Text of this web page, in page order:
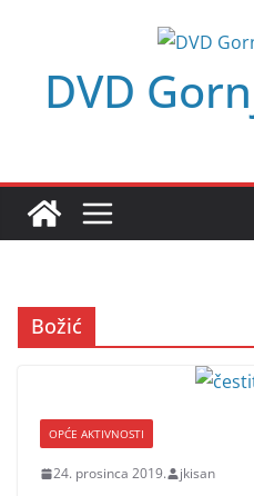
contentDVD
Božić
OPĆE AKTIVNOSTI
24. prosinca 2019. jkisan